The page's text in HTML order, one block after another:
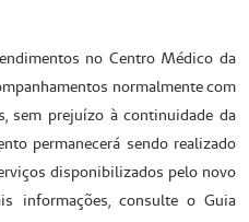
no Centro Médico da
normalmente com
sem prejuízo à continuidade da
permanecerá sendo realizado
disponibilizados pelo novo
informações, consulte o Guia